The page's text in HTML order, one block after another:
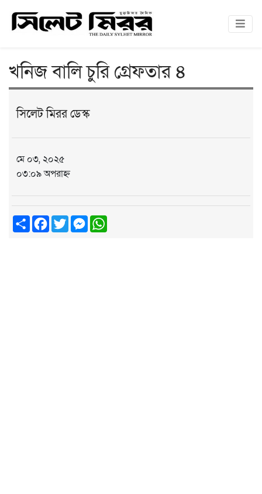
খনিজ বালি চুরি গ্রেফতার ৪
সিলেট মিরর ডেস্ক
মে ০৩, ২০২৫
০৩:০৯ অপরাহ্ন
ShareFacebook
TwitterMessenger